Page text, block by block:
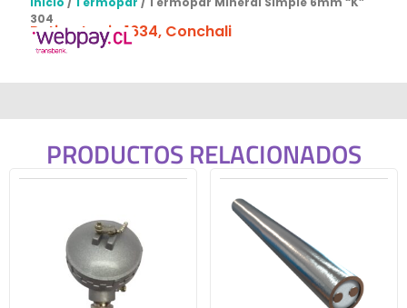
304
Retiro: Lanin 1634, Conchali
PRODUCTOS RELACIONADOS